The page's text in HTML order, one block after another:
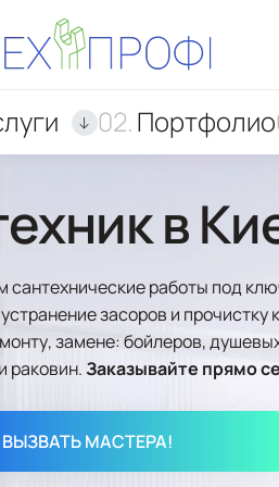
Портфолио
в
работы под
засоров и
замене: бойлеров,
раковин.Заказывайте прямо
ВЫЗВАТЬ МАСТЕРА!